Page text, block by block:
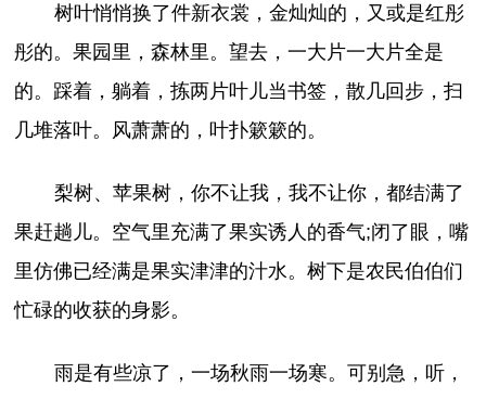
树叶悄悄换了件新衣裳，金灿灿的，又或是红彤
彤的。果园里，森林里。望去，一大片一大片全是
的。踩着，躺着，拣两片叶儿当书签，散几回步，扫
几堆落叶。风萧萧的，叶扑簌簌的。
梨树、苹果树，你不让我，我不让你，都结满了
果赶趟儿。空气里充满了果实诱人的香气;闭了眼，嘴
里仿佛已经满是果实津津的汁水。树下是农民伯伯们
忙碌的收获的身影。
雨是有些凉了，一场秋雨一场寒。可别急，听，